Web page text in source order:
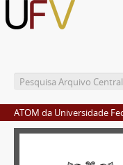
ATOM da Universidade